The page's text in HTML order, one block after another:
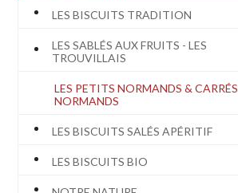
LES BISCUITS TRADITION
LES SABLÉS AUX FRUITS - LES
TROUVILLAIS
LES PETITS NORMANDS & CARRÉS
NORMANDS
LES BISCUITS SALÉS APÉRITIF
LES BISCUITS BIO